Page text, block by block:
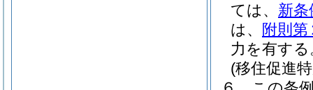
ては、 新条
は、 附則第
力を有する
(移住促進